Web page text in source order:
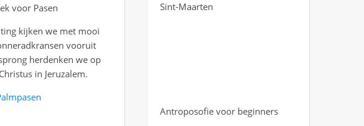
voor Pasen
kijken we met mooi
vooruit
herdenken we op
in Jeruzalem.
Sint-Maarten
Antroposofie voor beginners